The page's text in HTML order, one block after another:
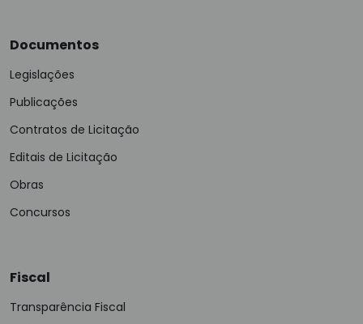
Documentos
Legislações
Publicações
Contratos de Licitação
Editais de Licitação
Obras
Concursos
Fiscal
Transparência Fiscal